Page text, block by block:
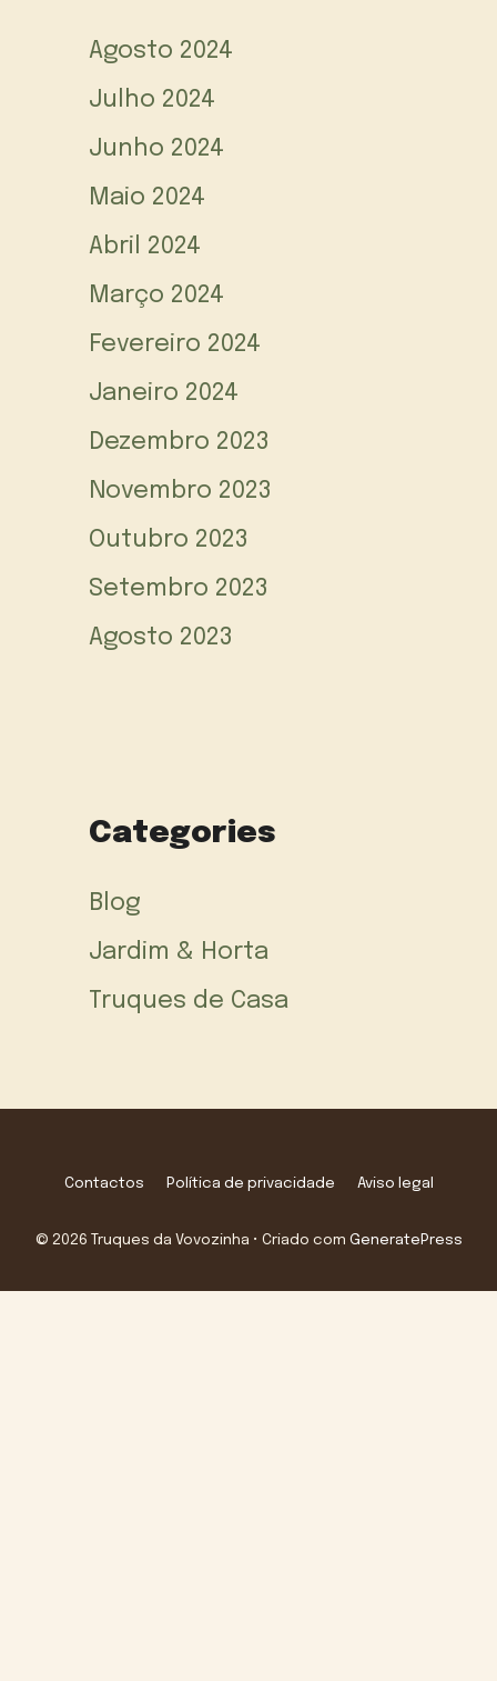
Agosto 2024
Julho 2024
Junho 2024
Maio 2024
Abril 2024
Março 2024
Fevereiro 2024
Janeiro 2024
Dezembro 2023
Novembro 2023
Outubro 2023
Setembro 2023
Agosto 2023
Categories
Blog
Jardim & Horta
Truques de Casa
Contactos Política de privacidade Aviso legal
© 2026 Truques da Vovozinha • Criado com GeneratePress